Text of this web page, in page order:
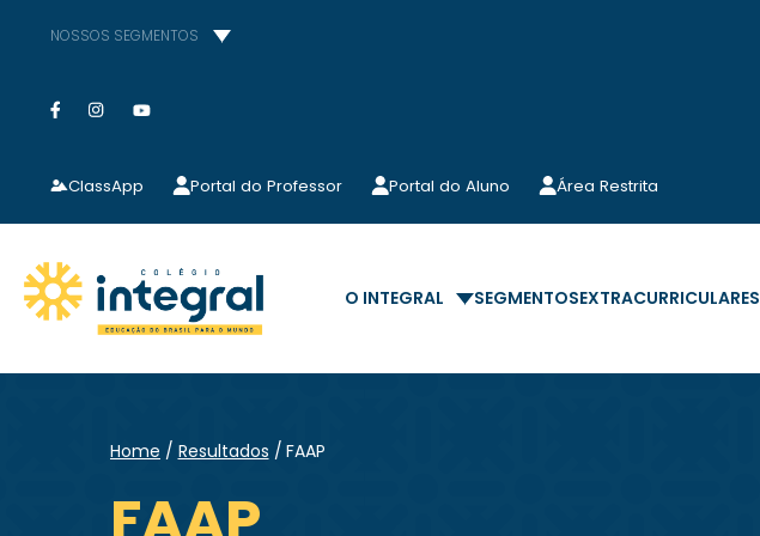
NOSSOS SEGMENTOS
ClassApp Portal do Professor Portal do Aluno Área Restrita
O INTEGRAL SEGMENTOSEXTRACURRICULARES
Home Resultados FAAP